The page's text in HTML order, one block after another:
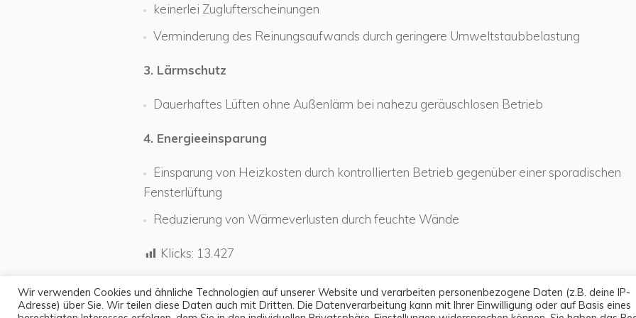
keinerlei Zuglufterscheinungen
Verminderung des Reinungsaufwands durch geringere Umweltstaubbelastung
3. Lärmschutz
Dauerhaftes Lüften ohne Außenlärm bei nahezu geräuschlosen Betrieb
4. Energieeinsparung
Einsparung von Heizkosten durch kontrollierten Betrieb gegenüber einer sporadischen
Fensterlüftung
Reduzierung von Wärmeverlusten durch feuchte Wände
Klicks: 13.427
Wir verwenden Cookies und ähnliche Technologien auf unserer Website und verarbeiten personenbezogene Daten (z.B. deine IP-
Adresse) über Sie. Wir teilen diese Daten auch mit Dritten. Die Datenverarbeitung kann mit Ihrer Einwilligung oder auf Basis eines